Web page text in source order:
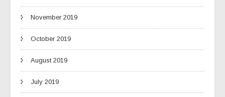
November 2019
October 2019
August 2019
July 2019